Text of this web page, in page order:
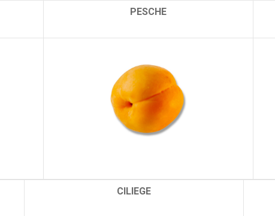
PESCHE
CILIEGE